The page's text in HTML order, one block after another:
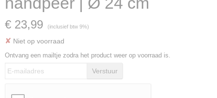
€ 23,99 (inclusief btw 9%)
✘ Niet op voorraad
Ontvang een mailtje zodra het product weer op voorraad is.
Verstuur